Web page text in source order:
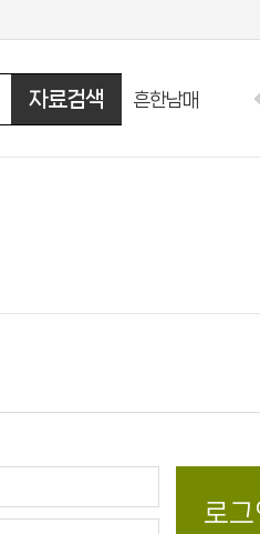
자료검색
흔한남매
수학도둑